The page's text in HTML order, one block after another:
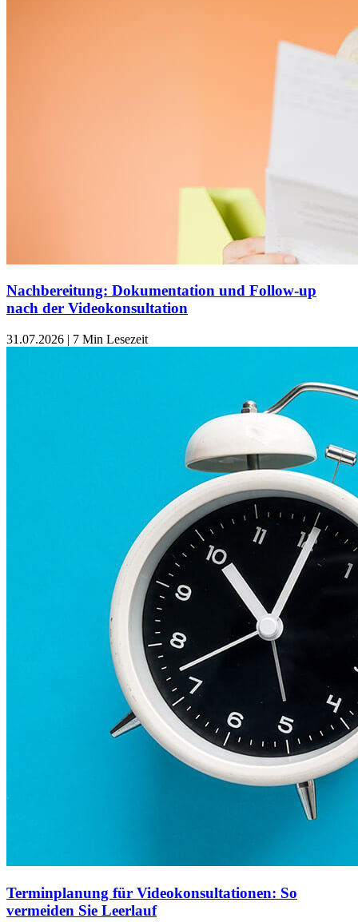
Nachbereitung: Dokumentation und Follow-up
nach der Videokonsultation
31.07.2026 | 7 Min Lesezeit
Terminplanung für Videokonsultationen: So
vermeiden Sie Leerlauf